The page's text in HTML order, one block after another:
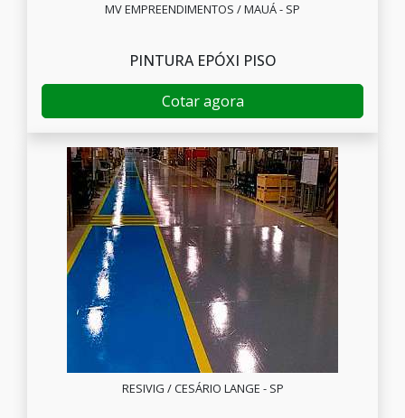
MV EMPREENDIMENTOS / MAUÁ - SP
PINTURA EPÓXI PISO
Cotar agora
RESIVIG / CESÁRIO LANGE - SP